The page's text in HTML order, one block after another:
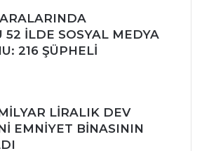
52 İLDE SOSYAL MEDYA
216 ŞÜPHELİ
MİLYAR LİRALIK DEV
EMNİYET BİNASININ